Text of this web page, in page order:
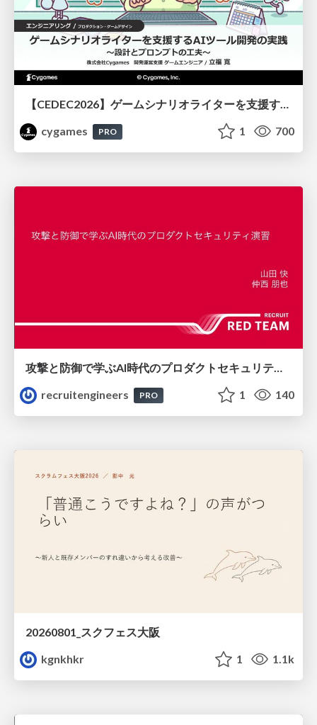
【CEDEC2026】ゲームシナリオライターを支援するAIツール開発の実践 ― 設計とプロンプトの工夫 ―
cygames
PRO 1 700
攻撃と防御で学ぶAI時代のプロダクトセキュリティ演習
recruitengineers
PRO 1 140
20260801_スクフェス大阪
kgnkhkr
1 1.1k